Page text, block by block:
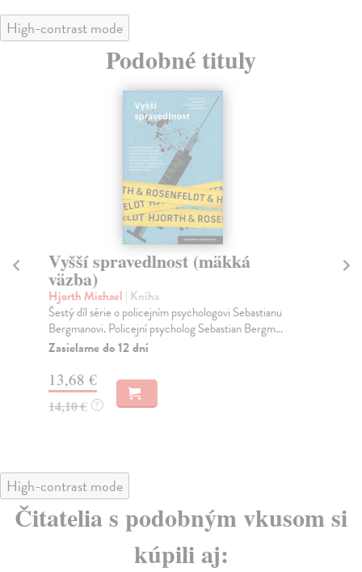
High-contrast mode
Podobné tituly
Vyšší spravedlnost (mäkká
väzba)
Hjorth Michael | Kniha
Šestý díl série o policejním psychologovi Sebastianu
Bergmanovi. Policejní psycholog Sebastian Bergm...
Zasielame do 12 dní
13,68 €
14,10 € ?
High-contrast mode
Čitatelia s podobným vkusom si
kúpili aj: